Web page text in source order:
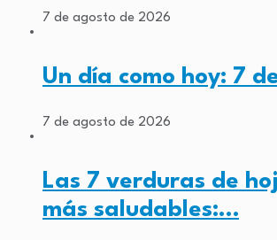
7 de agosto de 2026
Un día como hoy: 7
7 de agosto de 2026
Las 7 verduras de
más saludables:…